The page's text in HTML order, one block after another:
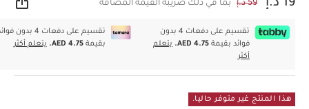
19 د.إ 59 د.إ بما في ذلك ضريبة القيمة المضافة
تقسيم على دفعات 4 بدون
فوائد بقيمة AED 4.75.
يتعلم
أكثر
تقسيم على دفعات 4 بدون
بقيمةAED 4.75. يتعلم أكثر
هذا المنتج غير متوفر حاليا.